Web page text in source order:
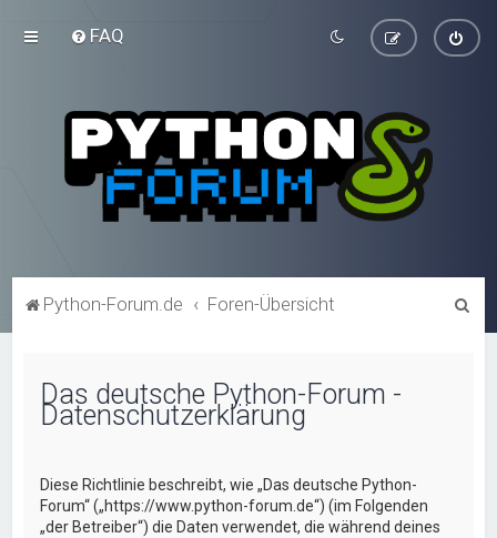
FAQ
Python-Forum.de Foren-Übersicht
Das deutsche Python-Forum -
Datenschutzerklärung
Diese Richtlinie beschreibt, wie „Das deutsche Python-
Forum“ („https://www.python-forum.de“) (im Folgenden
„der Betreiber“) die Daten verwendet, die während deines